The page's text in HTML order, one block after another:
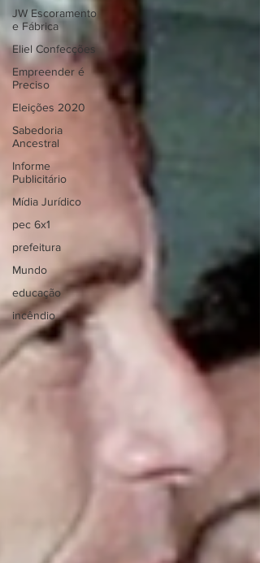
JW Escoramento
e Fábrica
Eliel Confecções
Empreender é
Preciso
Eleições 2020
Sabedoria
Ancestral
Informe
Publicitário
Mídia Jurídico
pec 6x1
prefeitura
Mundo
educação
incêndio